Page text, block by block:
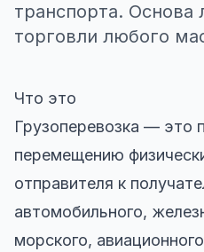
транспорта. Основа
торговли любого
Что это
Грузоперевозка — это
перемещению
отправителя к
автомобильного,
морского,